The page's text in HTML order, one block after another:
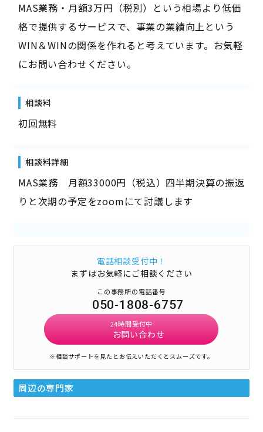
MAS業務・月額3万円（税別）という相場より低価
格で提供するサービスで、事業の業績向上という
WIN＆WINの関係を作れると考えています。お気軽
にお問い合わせください。
相談料
初回無料
相談料詳細
MAS業務 月額33000円（税込）四半期決算の振返
りと次期の予定をzoomにて討議します
電話相談受付中！
まずはお気軽にご相談ください
この事務所の電話番号
050-1808-6757
24時間受付中
お問い合わせ
※相談サポートを見たとお伝えいただくとスムーズです。
周辺の専門家